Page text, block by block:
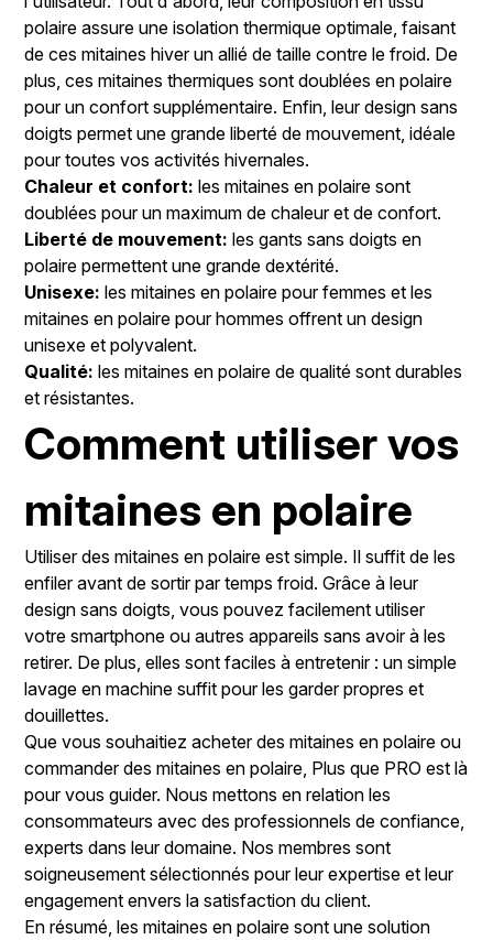
polaire assure une isolation thermique optimale, faisant
de ces mitaines hiver un allié de taille contre le froid. De
plus, ces mitaines thermiques sont doublées en polaire
pour un confort supplémentaire. Enfin, leur design sans
doigts permet une grande liberté de mouvement, idéale
pour toutes vos activités hivernales.
Chaleur et confort: les mitaines en polaire sont
doublées pour un maximum de chaleur et de confort.
Liberté de mouvement: les gants sans doigts en
polaire permettent une grande dextérité.
Unisexe: les mitaines en polaire pour femmes et les
mitaines en polaire pour hommes offrent un design
unisexe et polyvalent.
Qualité: les mitaines en polaire de qualité sont durables
et résistantes.
Comment utiliser vos
mitaines en polaire
Utiliser des mitaines en polaire est simple. Il suffit de les
enfiler avant de sortir par temps froid. Grâce à leur
design sans doigts, vous pouvez facilement utiliser
votre smartphone ou autres appareils sans avoir à les
retirer. De plus, elles sont faciles à entretenir : un simple
lavage en machine suffit pour les garder propres et
douillettes.
Que vous souhaitiez acheter des mitaines en polaire ou
commander des mitaines en polaire, Plus que PRO est là
pour vous guider. Nous mettons en relation les
consommateurs avec des professionnels de confiance,
experts dans leur domaine. Nos membres sont
soigneusement sélectionnés pour leur expertise et leur
engagement envers la satisfaction du client.
En résumé, les mitaines en polaire sont une solution